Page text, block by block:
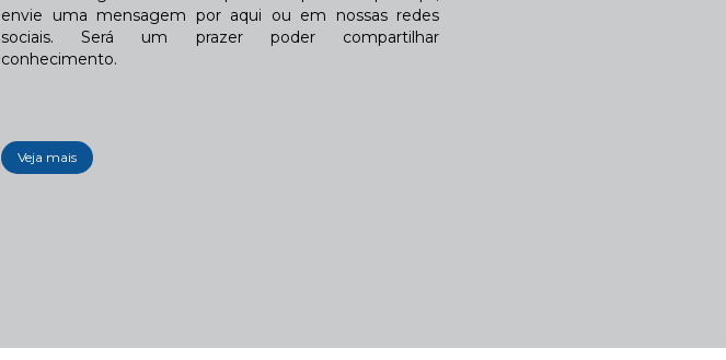
envie uma mensagem por aqui ou em nossas redes
sociais. Será um prazer poder compartilhar
conhecimento.
Veja mais